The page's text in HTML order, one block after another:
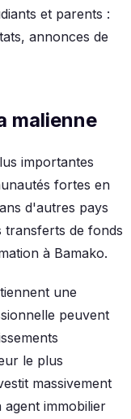
et parents :
annonces de
malienne
importantes
fortes en
d'autres pays
transferts de fonds
à Bamako.
une
peuvent
le plus
massivement
agent immobilier